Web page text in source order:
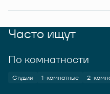
Часто ищут
По комнатности
Студии 1-комнатные 2-